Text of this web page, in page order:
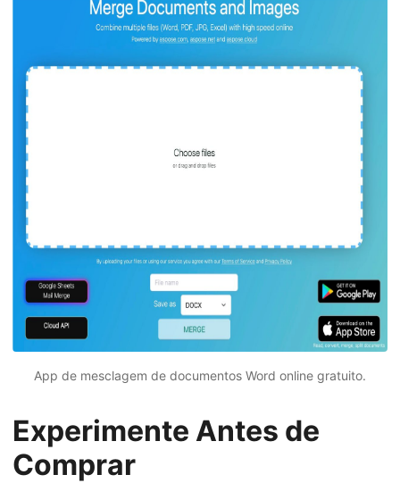
App de mesclagem de documentos Word online gratuito.
Experimente Antes de
Comprar